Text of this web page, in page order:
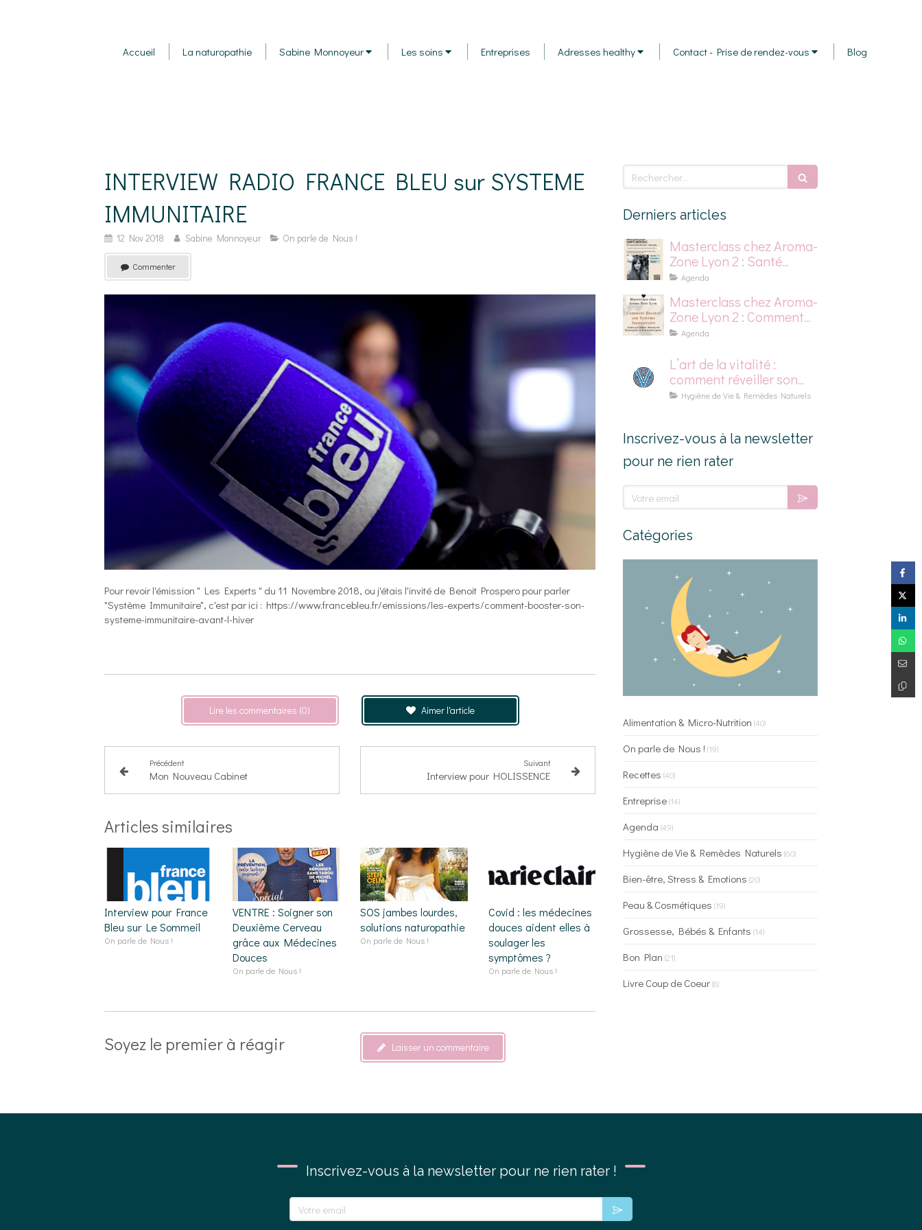
Accueil La naturopathie Sabine Monnoyeur Les soins Entreprises Adresses healthy Contact - Prise de rendez-vous Blog
INTERVIEW RADIO FRANCE BLEU sur SYSTEME
IMMUNITAIRE
12 Nov 2018 Sabine Monnoyeur On parle de Nous !
Commenter
Pour revoir l'émission " Les Experts " du 11 Novembre 2018, ou j'étais l'invité de Benoit Prospero pour parler
"Système Immunitaire", c'est par ici : https://www.francebleu.fr/emissions/les-experts/comment-booster-son-
systeme-immunitaire-avant-l-hiver
Lire les commentaires (0) Aimer l'article
Précédent
Mon Nouveau Cabinet
Suivant
Interview pour HOLISSENCE
Articles similaires
Interview pour France
Bleu sur Le Sommeil
On parle de Nous !
VENTRE : Soigner son
Deuxième Cerveau
grâce aux Médecines
Douces
On parle de Nous !
SOS jambes lourdes,
solutions naturopathie
On parle de Nous !
Covid : les médecines
douces aident elles à
soulager les
symptômes ?
On parle de Nous !
Soyez le premier à réagir Laisser un commentaire
Rechercher
Derniers articles
Masterclass chez Aroma-
Zone Lyon 2 : Santé
mentale, stress et
Agenda
Masterclass chez Aroma-
Zone Lyon 2 : Comment
Booster son Système
Agenda
L’art de la vitalité :
comment réveiller son
énergie naturellement
Hygiène de Vie & Remèdes Naturels
Inscrivez-vous à la newsletter
pour ne rien rater
Votre email
Catégories
Alimentation & Micro-Nutrition (40)
On parle de Nous ! (19)
Recettes (40)
Entreprise(14)
Agenda (49)
Hygiène de Vie & Remèdes Naturels (60)
Bien-être, Stress & Emotions (20)
Peau & Cosmétiques (19)
Grossesse, Bébés & Enfants (14)
Bon Plan (21)
Livre Coup de Coeur(8)
Inscrivez-vous à la newsletter pour ne rien rater !
Votre email